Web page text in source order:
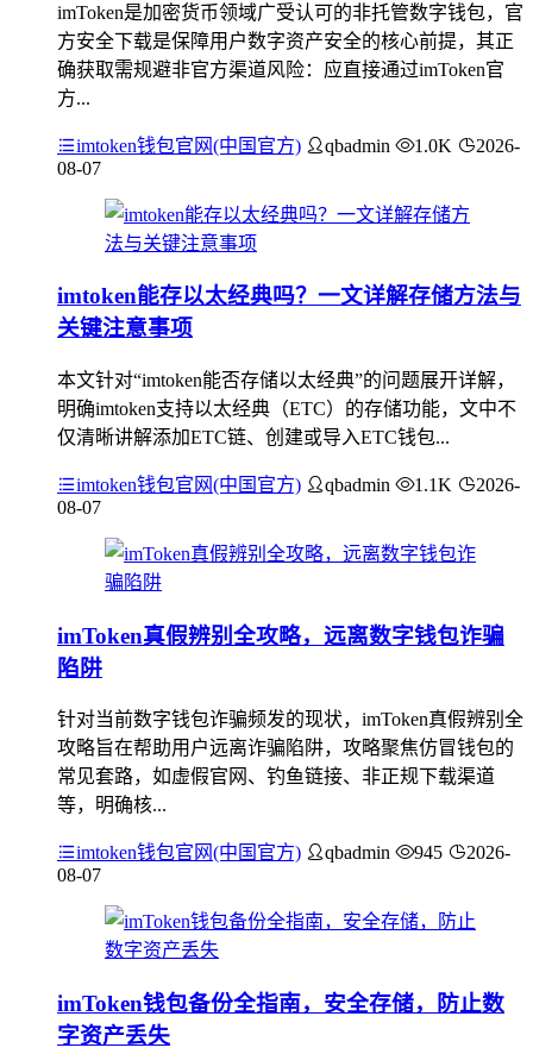
imToken是加密货币领域广受认可的非托管数字钱包，官
方安全下载是保障用户数字资产安全的核心前提，其正
确获取需规避非官方渠道风险：应直接通过imToken官
方...
imtoken钱包官网(中国官方) qbadmin 1.0K
2026-
08-07
imtoken能存以太经典吗？一文详解存储方法与
关键注意事项
本文针对“imtoken能否存储以太经典”的问题展开详解，
明确imtoken支持以太经典（ETC）的存储功能，文中不
仅清晰讲解添加ETC链、创建或导入ETC钱包...
imtoken钱包官网(中国官方) qbadmin 1.1K
2026-
08-07
imToken真假辨别全攻略，远离数字钱包诈骗
陷阱
针对当前数字钱包诈骗频发的现状，imToken真假辨别全
攻略旨在帮助用户远离诈骗陷阱，攻略聚焦仿冒钱包的
常见套路，如虚假官网、钓鱼链接、非正规下载渠道
等，明确核...
imtoken钱包官网(中国官方) qbadmin 945
2026-
08-07
imToken钱包备份全指南，安全存储，防止数
字资产丢失